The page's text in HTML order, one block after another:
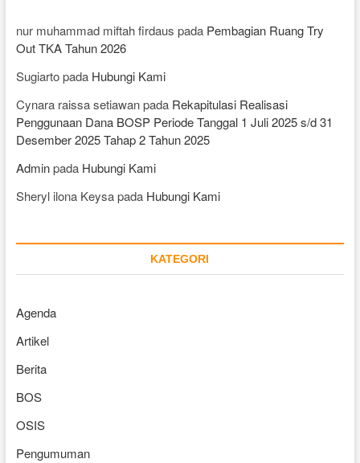
nur muhammad miftah firdaus pada Pembagian Ruang Try
Out TKA Tahun 2026
Sugiartopada Hubungi Kami
Cynara raissa setiawanpada Rekapitulasi Realisasi
Penggunaan Dana BOSP Periode Tanggal 1 Juli 2025 s/d 31
Desember 2025 Tahap 2 Tahun 2025
Adminpada Hubungi Kami
Sheryl ilona Keysapada Hubungi Kami
KATEGORI
Agenda
Artikel
Berita
BOS
OSIS
Pengumuman